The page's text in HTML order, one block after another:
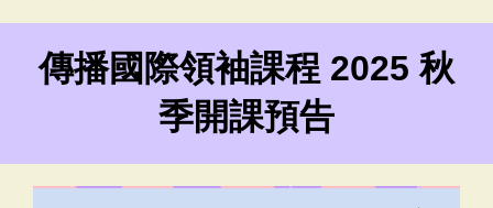
傳播國際領袖課程 2025 秋
季開課預告